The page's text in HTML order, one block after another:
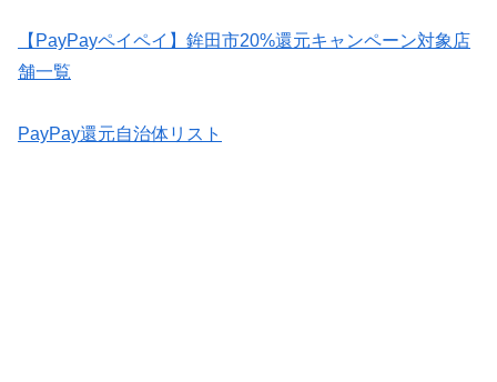
【PayPayペイペイ】鉾田市20%還元キャンペーン対象店
舗一覧
PayPay還元自治体リスト